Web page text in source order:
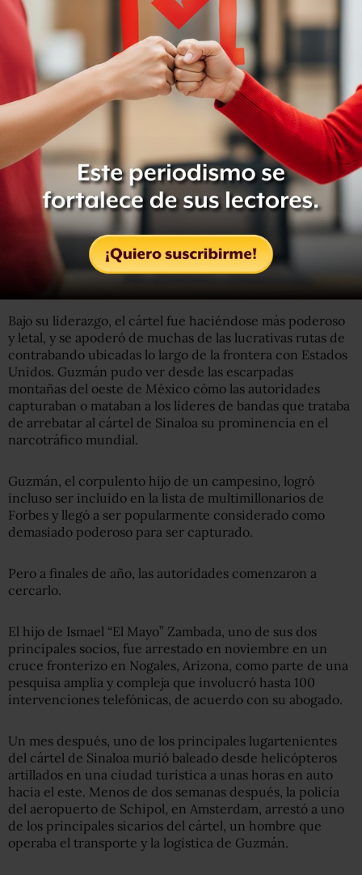
En un correo fechado el domingo, el vicefiscal de Estados
Unidos Steven Tiscione en Brooklyn dijo que
corresponde a Washington tomar la decisión final.
Un funcionario del Departamento de Justicia, que habló
bajo condición de anonimato porque se trata de un
asunto diplomático delicado, dijo que no se han tomado
decisiones respecto a la extradición.
Durante sus 13 años como prófugo, se rumoró que
Guzmán vivía en diferentes lugares entre Argentina y el
“triángulo dorado” de México, una región montañosa
situada entre los estados norteños de Sinaloa, Durango y
Chihuahua.
Bajo su liderazgo, el cártel fue haciéndose más poderoso
y letal, y se apoderó de muchas de las lucrativas rutas de
contrabando ubicadas lo largo de la frontera con Estados
Unidos. Guzmán pudo ver desde las escarpadas
montañas del oeste de México cómo las autoridades
capturaban o mataban a los líderes de bandas que trataba
de arrebatar al cártel de Sinaloa su prominencia en el
narcotráfico mundial.
Guzmán, el corpulento hijo de un campesino, logró
incluso ser incluido en la lista de multimillonarios de
Forbes y llegó a ser popularmente considerado como
demasiado poderoso para ser capturado.
Pero a finales de año, las autoridades comenzaron a
cercarlo.
El hijo de Ismael “El Mayo” Zambada, uno de sus dos
principales socios, fue arrestado en noviembre en un
cruce fronterizo en Nogales, Arizona, como parte de una
pesquisa amplia y compleja que involucró hasta 100
intervenciones telefónicas, de acuerdo con su abogado.
Un mes después, uno de los principales lugartenientes
del cártel de Sinaloa murió baleado desde helicópteros
artillados en una ciudad turística a unas horas en auto
hacia el este. Menos de dos semanas después, la policía
del aeropuerto de Schipol, en Amsterdam, arrestó a uno
de los principales sicarios del cártel, un hombre que
operaba el transporte y la logística de Guzmán.